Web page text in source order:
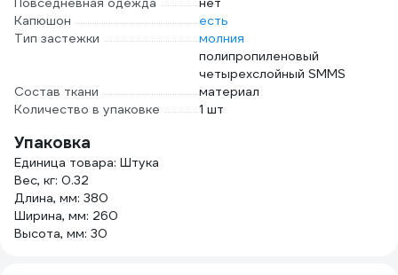
Капюшон
есть
Тип застежки
молния
Состав ткани
полипропиленовый
четырехслойный SMMS
материал
Количество в упаковке
1 шт
Упаковка
Единица товара: Штука
Вес, кг: 0.32
Длина, мм: 380
Ширина, мм: 260
Высота, мм: 30